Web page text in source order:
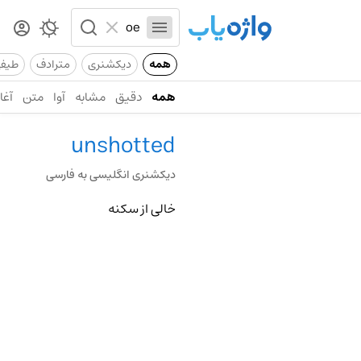
همه دیکشنری مترادف
همه دقیق مشابه آوا متن
unshotted
دیکشنری انگلیسی به فارسی
خالی از سکنه